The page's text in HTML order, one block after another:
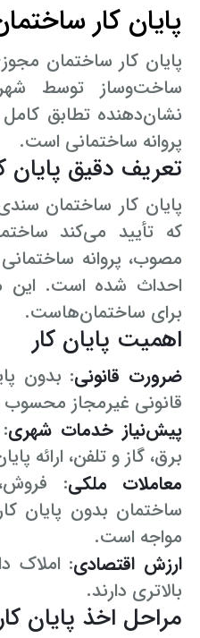
پایان کار
پایان کار ساختمان
ساخت‌وساز توسط
نشان‌دهنده تطابق
پروانه ساختمانی است.
تعریف دقیق پایان
پایان کار ساختمان
که تأیید می‌کند
مصوب، پروانه
احداث شده است. این
برای ساختمان‌هاست.
اهمیت پایان کار
ضرورت قانونی: بدون
قانونی غیرمجاز
پیش‌نیاز خدمات شهری
برق، گاز و تلفن، ارائه
معاملات ملکی:
ساختمان بدون پایان
مواجه است.
ارزش اقتصادی: املاک
بالاتری دارند.
مراحل اخذ پایان